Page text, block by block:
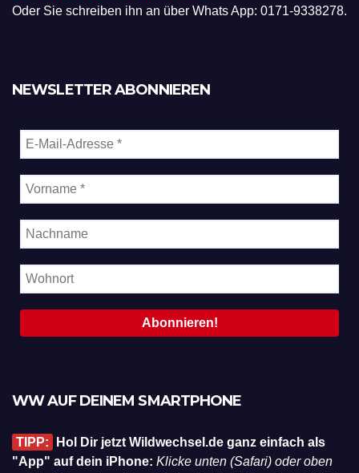
Oder Sie schreiben ihn an über Whats App: 0171-9338278.
NEWSLETTER ABONNIEREN
WW AUF DEINEM SMARTPHONE
TIPP:
Hol Dir jetzt Wildwechsel.de ganz einfach als
"App" auf dein iPhone: Klicke unten (Safari) oder oben